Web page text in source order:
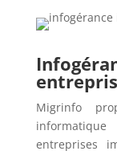
Migrinfo
entreprises